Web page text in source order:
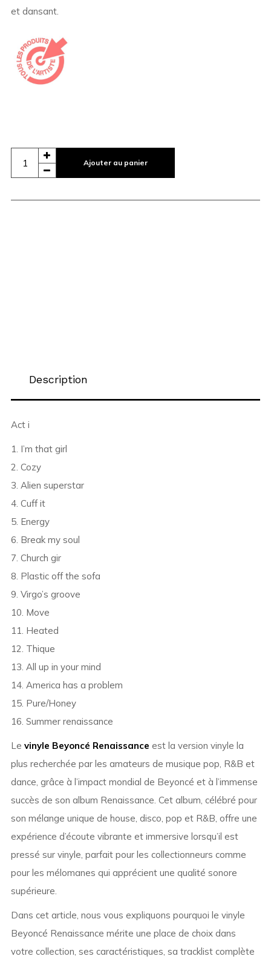
et dansant.
Ajouter au panier
Description
Act i
1. I’m that girl
2. Cozy
3. Alien superstar
4. Cuff it
5. Energy
6. Break my soul
7. Church gir
8. Plastic off the sofa
9. Virgo’s groove
10. Move
11. Heated
12. Thique
13. All up in your mind
14. America has a problem
15. Pure/Honey
16. Summer renaissance
Le vinyle Beyoncé Renaissance est la version vinyle la
plus recherchée par les amateurs de musique pop, R&B et
dance, grâce à l’impact mondial de Beyoncé et à l’immense
succès de son album Renaissance. Cet album, célébré pour
son mélange unique de house, disco, pop et R&B, offre une
expérience d’écoute vibrante et immersive lorsqu’il est
pressé sur vinyle, parfait pour les collectionneurs comme
pour les mélomanes qui apprécient une qualité sonore
supérieure.
Dans cet article, nous vous expliquons pourquoi le vinyle
Beyoncé Renaissance mérite une place de choix dans
votre collection, ses caractéristiques, sa tracklist complète